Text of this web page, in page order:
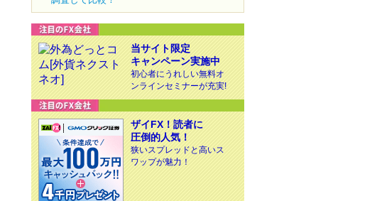
当サイト限定
キャンペーン実施中
初心者にうれしい無料オ
ンラインセミナーが充実!
ザイFX！読者に
圧倒的人気！
狭いスプレッドと高いス
ワップが魅力！